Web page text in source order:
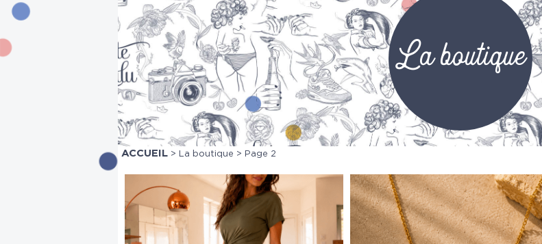
La boutique
ACCUEIL > La boutique > Page 2